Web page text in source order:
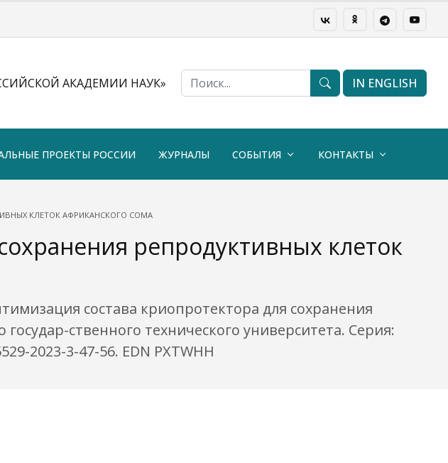
АКАДЕМИИ НАУК»
IN ENGLISH
ПРОЕКТЫ РОССИИ ЖУРНАЛЫ СОБЫТИЯ КОНТАКТЫ
КЛЕТОК АФРИКАНСКОГО СОМА
репродуктивных клеток
состава криопротектора для сохранения
ственного технического университета. Серия:
2023-3-47-56. EDN PXTWHH